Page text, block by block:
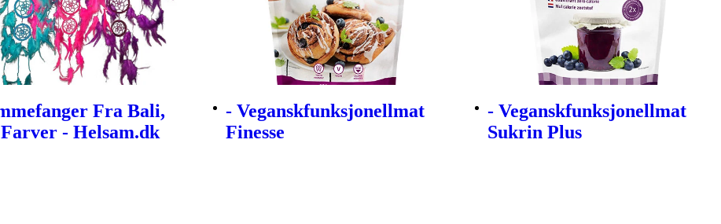
Fra Bali,
Farver - Helsam.dk
- Veganskfunksjonellmat
Finesse
- Veganskfunksjonellmat
Sukrin Plus